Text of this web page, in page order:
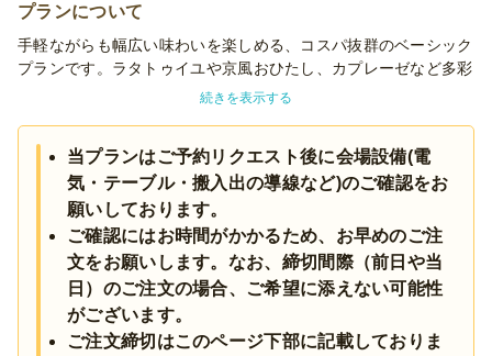
プランについて
手軽ながらも幅広い味わいを楽しめる、コスパ抜群のベーシック
プランです。ラタトゥイユや京風おひたし、カプレーゼなど多彩
な前菜に加え、香ばしいうなぎの巻き寿司や角煮、ボロネーゼペ
く、設営から片付けまで任せられるため、手軽に質の高いケータ
リングを導入できます。
※お料理セッティング・撤収分のサービススタッフ人件費はプラ
ン内に含まれております。(スタッフ人数をご指定の場合は別途
人件費が発生する可能性がございます。)
※ご要望によりお料理の変更も可能ですので、お気軽にお問合せ
ください。
※季節毎の仕入れによりメニューが変わる場合がございます。予
続きを表示する
当プランはご予約リクエスト後に会場設備(電
気・テーブル・搬入出の導線など)のご確認をお
願いしております。
ご確認にはお時間がかかるため、お早めのご注
文をお願いします。なお、締切間際（前日や当
日）のご注文の場合、ご希望に添えない可能性
がございます。
ご注文締切はこのページ下部に記載しておりま